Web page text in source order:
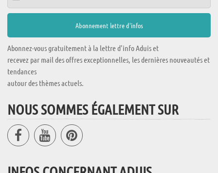
Abonnez-vous gratuitement à la lettre d'info Aduis et
recevez par mail des offres exceptionnelles, les dernières nouveautés et
tendances
autour des thèmes actuels.
NOUS SOMMES ÉGALEMENT SUR